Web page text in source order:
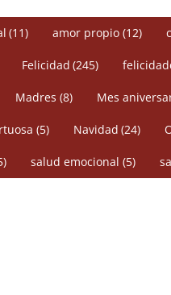
(11) amor propio (12)
Felicidad (245)
Madres (8) Mes
(5) Navidad (24)
salud emocional (5)